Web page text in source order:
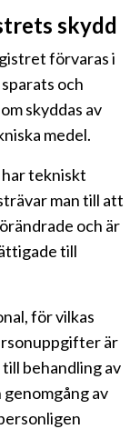
skydd
förvaras i
och
skyddas av
medel.
tekniskt
man till att
och är
till
för vilkas
är
behandling av
av